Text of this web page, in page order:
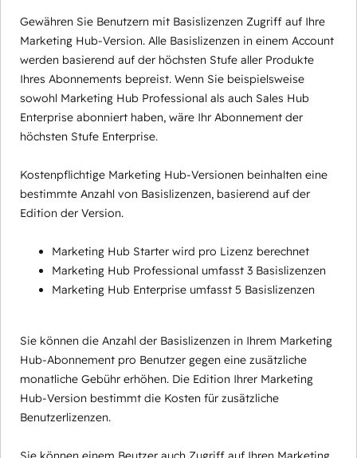
Gewähren Sie Benutzern mit Basislizenzen Zugriff auf Ihre
Marketing Hub-Version. Alle Basislizenzen in einem Account
werden basierend auf der höchsten Stufe aller Produkte
Ihres Abonnements bepreist. Wenn Sie beispielsweise
sowohl Marketing Hub Professional als auch Sales Hub
Enterprise abonniert haben, wäre Ihr Abonnement der
höchsten Stufe Enterprise.
Kostenpflichtige Marketing Hub-Versionen beinhalten eine
bestimmte Anzahl von Basislizenzen, basierend auf der
Edition der Version.
Marketing Hub Starter wird pro Lizenz berechnet
Marketing Hub Professional umfasst 3 Basislizenzen
Marketing Hub Enterprise umfasst 5 Basislizenzen
Sie können die Anzahl der Basislizenzen in Ihrem Marketing
Hub-Abonnement pro Benutzer gegen eine zusätzliche
monatliche Gebühr erhöhen. Die Edition Ihrer Marketing
Hub-Version bestimmt die Kosten für zusätzliche
Benutzerlizenzen.